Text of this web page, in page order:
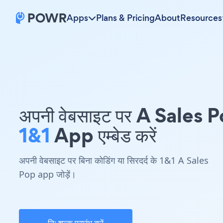
Apps Plans & PricingAboutResources
अपनी वेबसाइट पर A Sales
1&1App एम्बेड करें
अपनी वेबसाइट पर बिना कोडिंग या सिरदर्द के 1&1 A Sales
Pop app जोड़ें।